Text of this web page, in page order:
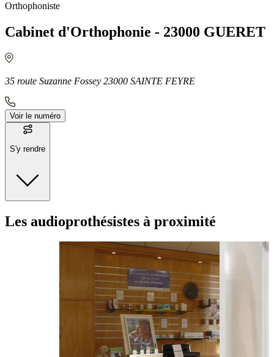
Orthophoniste
Cabinet d'Orthophonie - 23000 GUERET
35 route Suzanne Fossey 23000 SAINTE FEYRE
Voir le numéro
S'y rendre
Moyens de transport
Bus - Sainte-Feyre Bourg
Leaflet |©OpenStreetMapcontributors
Les audioprothésistes à proximité